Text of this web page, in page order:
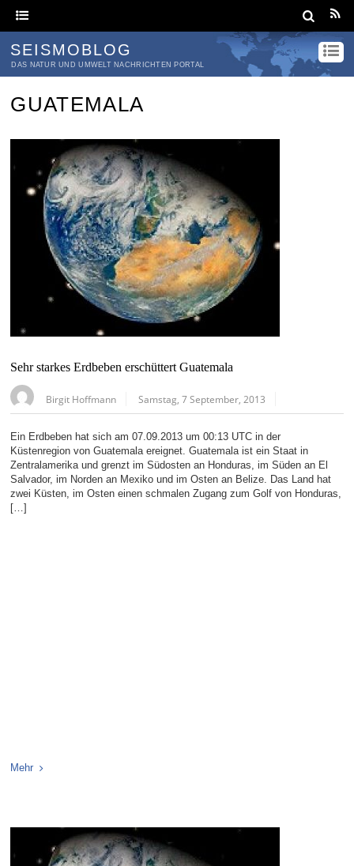
SEISMOBLOG
DAS NATUR UND UMWELT NACHRICHTEN PORTAL
GUATEMALA
Sehr starkes Erdbeben erschüttert Guatemala
Birgit Hoffmann Samstag, 7 September, 2013
Ein Erdbeben hat sich am 07.09.2013 um 00:13 UTC in der
Küstenregion von Guatemala ereignet. Guatemala ist ein Staat in
Zentralamerika und grenzt im Südosten an Honduras, im Süden an El
Salvador, im Norden an Mexiko und im Osten an Belize. Das Land hat
zwei Küsten, im Osten einen schmalen Zugang zum Golf von Honduras,
[…]
Mehr